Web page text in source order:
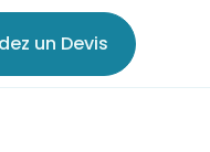
un Devis